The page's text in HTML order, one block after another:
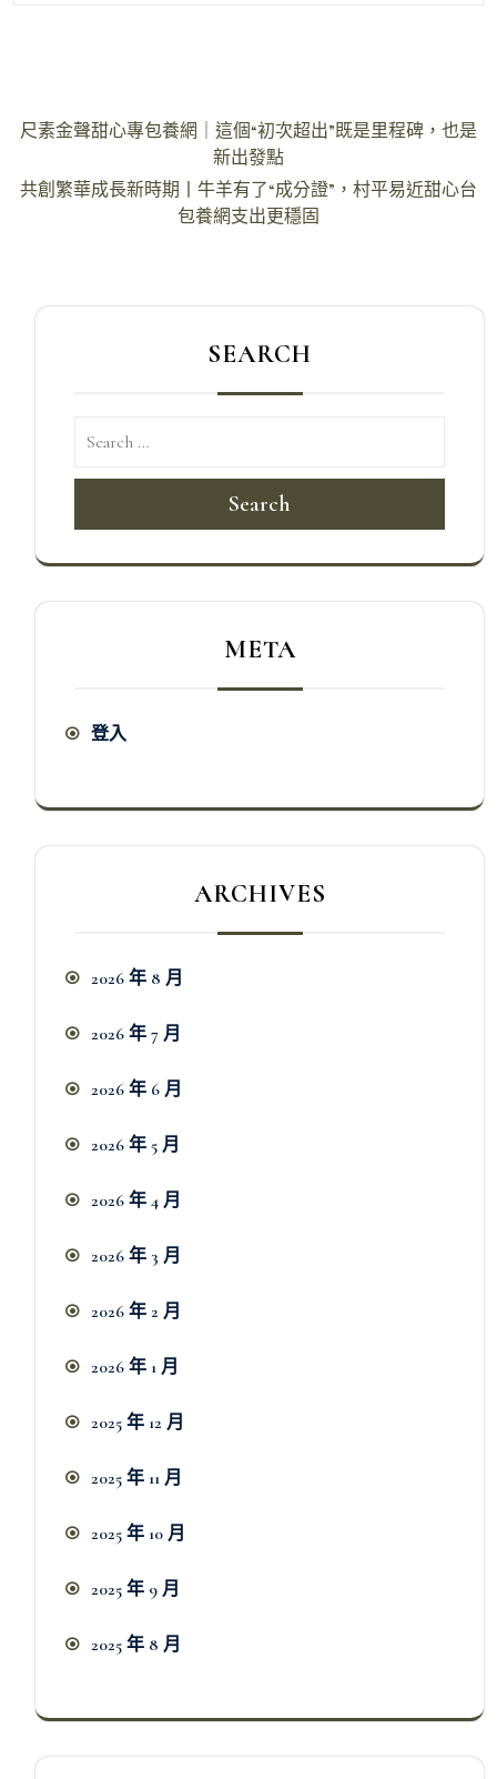
文
導
尺素金聲甜心專包養網｜這個“初次超出”既是里程碑，也是
新出發點
共創繁華成長新時期丨牛羊有了“成分證”，村平易近甜心台
包養網支出更穩固
SEARCH
Search
META
登入
ARCHIVES
2026 年 8 月
2026 年 7 月
2026 年 6 月
2026 年 5 月
2026 年 4 月
2026 年 3 月
2026 年 2 月
2026 年 1 月
2025 年 12 月
2025 年 11 月
2025 年 10 月
2025 年 9 月
2025 年 8 月